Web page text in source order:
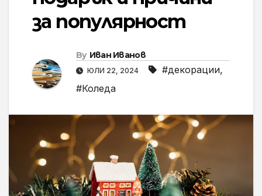
за популярност
By Иван Иванов
ЮЛИ 22, 2024 #декорации,
#Коледа